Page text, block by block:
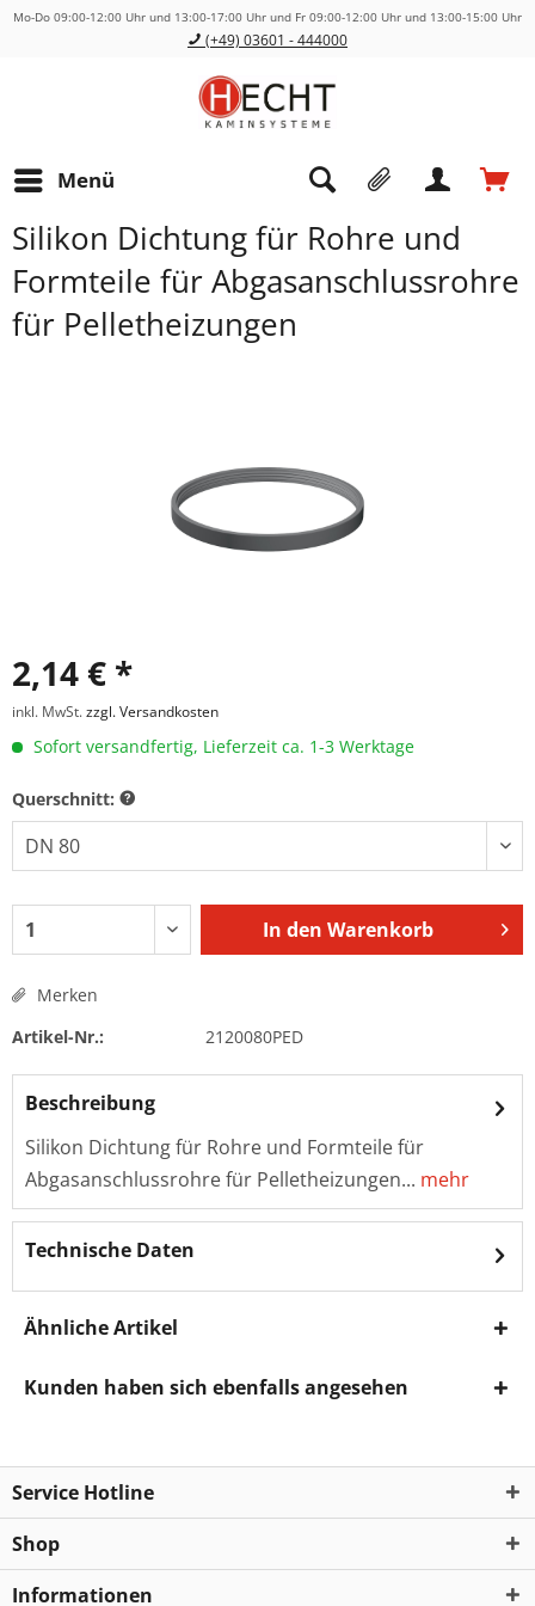
Mo-Do 09:00-12:00 Uhr und 13:00-17:00 Uhr und Fr 09:00-12:00 Uhr und 13:00-15:00 Uhr
(+49) 03601 - 444000
Menü
Silikon Dichtung für Rohre und
Formteile für Abgasanschlussrohre
für Pelletheizungen
2,14 € *
inkl. MwSt.zzgl. Versandkosten
Sofort versandfertig, Lieferzeit ca. 1-3 Werktage
Querschnitt:
In den Warenkorb
Merken
Artikel-Nr.:
2120080PED
Beschreibung
Silikon Dichtung für Rohre und Formteile für
Abgasanschlussrohre für Pelletheizungen... mehr
Technische Daten
Ähnliche Artikel
Kunden haben sich ebenfalls angesehen
Service Hotline
Shop
Informationen